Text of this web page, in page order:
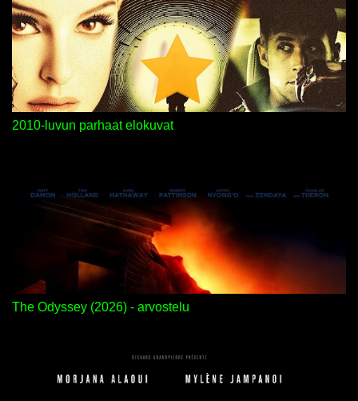
t
2010-luvun parhaat elokuvat
The Odyssey (2026) - arvostelu